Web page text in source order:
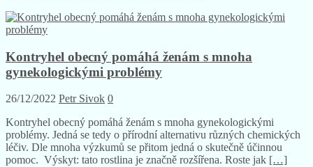
Kontryhel obecný pomáhá ženám s mnoha
gynekologickými problémy
26/12/2022 Petr Sivok 0
Kontryhel obecný pomáhá ženám s mnoha gynekologickými
problémy. Jedná se tedy o přírodní alternativu různých chemických
léčiv. Dle mnoha výzkumů se přitom jedná o skutečně účinnou
pomoc. Výskyt: tato rostlina je značně rozšířena. Roste jak […]